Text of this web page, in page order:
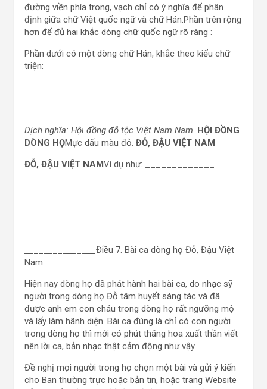
đường viền phía trong, vạch chỉ có ý nghĩa để phân
định giữa chữ Việt quốc ngữ và chữ Hán.Phần trên rộng
hơn để đủ hai khắc dòng chữ quốc ngữ rõ ràng :
Phần dưới có một dòng chữ Hán, khắc theo kiểu chữ
triện:
Dịch nghĩa: Hội đồng đỗ tộc Việt Nam Nam. HỘI ĐỒNG
DÒNG HỌMực dấu màu đỏ. ĐỖ, ĐẬU VIỆT NAM
ĐỖ, ĐẬU VIỆT NAMVí dụ như: _____________
Điều 7. Bài ca dòng họ Đỗ, Đậu Việt
Nam:
Hiện nay dòng họ đã phát hành hai bài ca, do nhạc sỹ
người trong dòng họ Đỗ tâm huyết sáng tác và đã
được anh em con cháu trong dòng họ rất ngưỡng mộ
và lấy làm hãnh diện. Bài ca đúng là chỉ có con người
trong dòng họ thì mới có phút thăng hoa xuất thần viết
nên lời ca, bản nhạc thật cảm động như vậy.
Đề nghị mọi người trong họ chọn một bài và gửi ý kiến
cho Ban thường trực hoặc bản tin, hoặc trang Website